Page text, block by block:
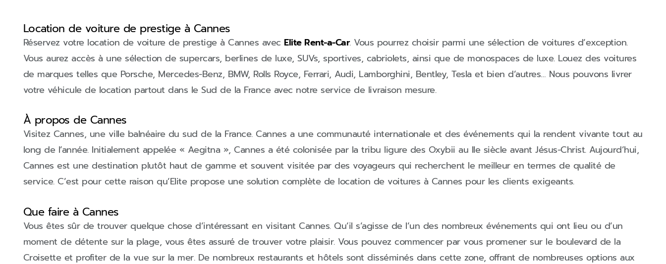
Location de voiture de prestige à Cannes
Réservez votre location de voiture de prestige à Cannes avec Elite Rent-a-Car. Vous pourrez choisir parmi une sélection de voitures d’exception.
Vous aurez accès à une sélection de supercars, berlines de luxe, SUVs, sportives, cabriolets, ainsi que de monospaces de luxe. Louez des voitures
de marques telles que Porsche, Mercedes-Benz, BMW, Rolls Royce, Ferrari, Audi, Lamborghini, Bentley, Tesla et bien d’autres… Nous pouvons livrer
votre véhicule de location partout dans le Sud de la France avec notre service de livraison mesure.
À propos de Cannes
Visitez Cannes, une ville balnéaire du sud de la France. Cannes a une communauté internationale et des événements qui la rendent vivante tout au
long de l’année. Initialement appelée « Aegitna », Cannes a été colonisée par la tribu ligure des Oxybii au IIe siècle avant Jésus-Christ. Aujourd’hui,
Cannes est une destination plutôt haut de gamme et souvent visitée par des voyageurs qui recherchent le meilleur en termes de qualité de
service. C’est pour cette raison qu’Elite propose une solution complète de location de voitures à Cannes pour les clients exigeants.
Que faire à Cannes
Vous êtes sûr de trouver quelque chose d’intéressant en visitant Cannes. Qu’il s’agisse de l’un des nombreux événements qui ont lieu ou d’un
moment de détente sur la plage, vous êtes assuré de trouver votre plaisir. Vous pouvez commencer par vous promener sur le boulevard de la
Croisette et profiter de la vue sur la mer. De nombreux restaurants et hôtels sont disséminés dans cette zone, offrant de nombreuses options aux